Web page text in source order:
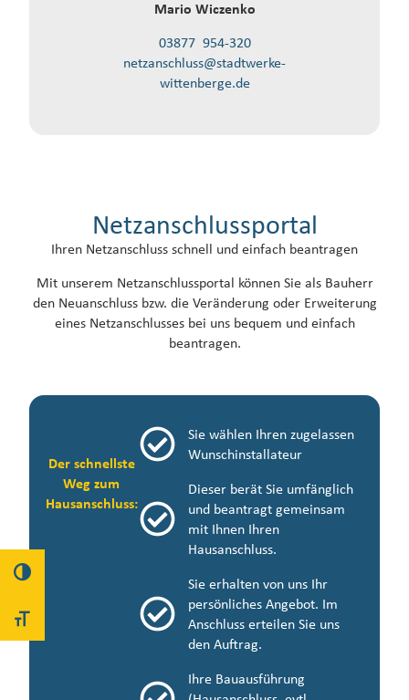
UMSCHALTEN AUF HOHE KONTRASTE
SCHRIFT VERGRÖSSERN
Mario Wiczenko
03877 954-320
netzanschluss@stadtwerke-
wittenberge.de
Netzanschlussportal
Ihren Netzanschluss schnell und einfach beantragen
Mit unserem Netzanschlussportal können Sie als Bauherr
den Neuanschluss bzw. die Veränderung oder Erweiterung
eines Netzanschlusses bei uns bequem und einfach
beantragen.
Der schnellste
Weg zum
Hausanschluss:
Sie wählen Ihren zugelassen
Wunschinstallateur
Dieser berät Sie umfänglich
und beantragt gemeinsam
mit Ihnen Ihren
Hausanschluss.
Sie erhalten von uns Ihr
persönliches Angebot. Im
Anschluss erteilen Sie uns
den Auftrag.
Ihre Bauausführung